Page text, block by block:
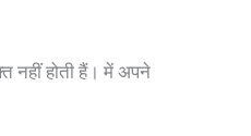
नहीं होती हैं। में अपने